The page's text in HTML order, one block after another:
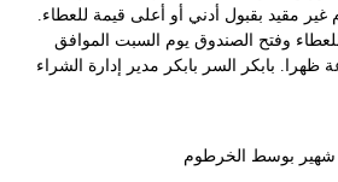
العام غير مقيد بقبول أدني أو أعلى قيمة للعطاء.
وفتح الصندوق يوم السبت الموافق
7/12م السـ12ـاعة ظهرا. بابكر السر بابكر مدير إدارة الشراء
شهير بوسط الخرطوم